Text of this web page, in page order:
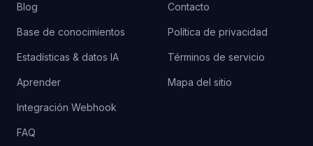
Blog
Base de conocimientos
Estadísticas & datos IA
Aprender
Integración Webhook
FAQ
Contacto
Política de privacidad
Términos de servicio
Mapa del sitio